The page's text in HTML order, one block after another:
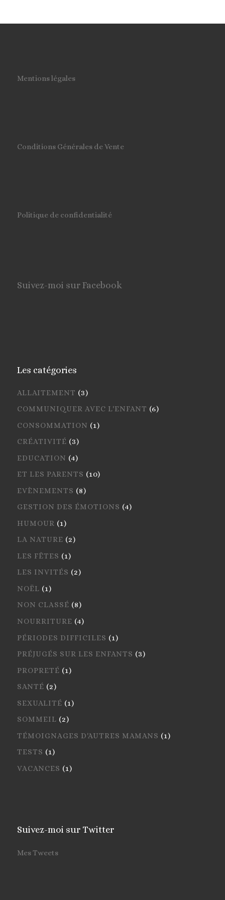
Mentions légales
Conditions Générales de Vente
Politique de confidentialité
Suivez-moi sur Facebook
Les catégories
ALLAITEMENT (3)
COMMUNIQUER AVEC L'ENFANT (6)
CONSOMMATION (1)
CRÉATIVITÉ (3)
EDUCATION (4)
ET LES PARENTS (10)
EVÈNEMENTS (8)
GESTION DES ÉMOTIONS (4)
HUMOUR (1)
LA NATURE (2)
LES FÊTES (1)
LES INVITÉS (2)
NOËL (1)
NON CLASSÉ (8)
NOURRITURE (4)
PÉRIODES DIFFICILES (1)
PRÉJUGÉS SUR LES ENFANTS (3)
PROPRETÉ (1)
SANTÉ (2)
SEXUALITÉ (1)
SOMMEIL (2)
TÉMOIGNAGES D'AUTRES MAMANS (1)
TESTS (1)
VACANCES (1)
Suivez-moi sur Twitter
Mes Tweets